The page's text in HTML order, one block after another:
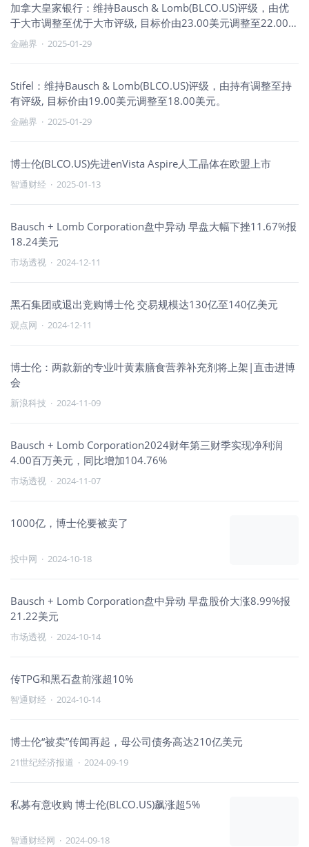
加拿大皇家银行：维持Bausch & Lomb(BLCO.US)评级，由优
于大市调整至优于大市评级, 目标价由23.00美元调整至22.00美
元。
金融界 · 2025-01-29
Stifel：维持Bausch & Lomb(BLCO.US)评级，由持有调整至持
有评级, 目标价由19.00美元调整至18.00美元。
金融界 · 2025-01-29
博士伦(BLCO.US)先进enVista Aspire人工晶体在欧盟上市
智通财经 · 2025-01-13
Bausch + Lomb Corporation盘中异动 早盘大幅下挫11.67%报
18.24美元
市场透视 · 2024-12-11
黑石集团或退出竞购博士伦 交易规模达130亿至140亿美元
观点网 · 2024-12-11
博士伦：两款新的专业叶黄素膳食营养补充剂将上架|直击进博
会
新浪科技 · 2024-11-09
Bausch + Lomb Corporation2024财年第三财季实现净利润
4.00百万美元，同比增加104.76%
市场透视 · 2024-11-07
1000亿，博士伦要被卖了
投中网 · 2024-10-18
Bausch + Lomb Corporation盘中异动 早盘股价大涨8.99%报
21.22美元
市场透视 · 2024-10-14
传TPG和黑石盘前涨超10%
智通财经 · 2024-10-14
博士伦“被卖”传闻再起，母公司债务高达210亿美元
21世纪经济报道 · 2024-09-19
私募有意收购 博士伦(BLCO.US)飙涨超5%
智通财经网 · 2024-09-18